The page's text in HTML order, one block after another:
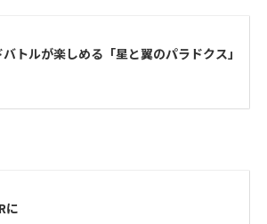
トルが楽しめる「星と翼のパラドクス」
に